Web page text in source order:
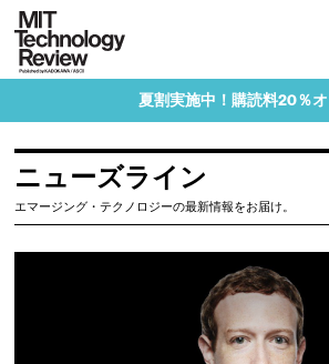
夏割実施中！購読料20％オ
ニューズライン
エマージング・テクノロジーの最新情報をお届け。